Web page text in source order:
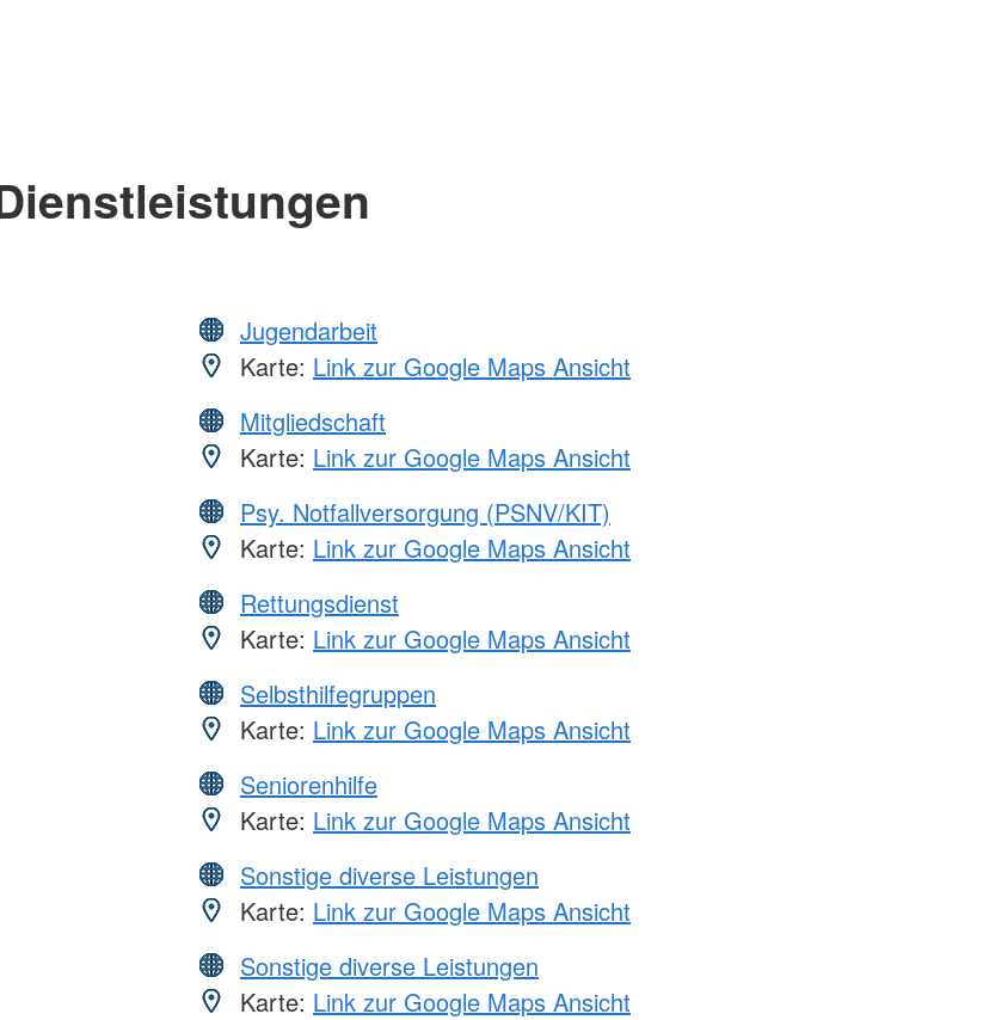
Jugendarbeit
Karte: Link zur Google Maps Ansicht
Mitgliedschaft
Karte: Link zur Google Maps Ansicht
Psy. Notfallversorgung (PSNV/KIT)
Karte: Link zur Google Maps Ansicht
Rettungsdienst
Karte: Link zur Google Maps Ansicht
Selbsthilfegruppen
Karte: Link zur Google Maps Ansicht
Seniorenhilfe
Karte: Link zur Google Maps Ansicht
Sonstige diverse Leistungen
Karte: Link zur Google Maps Ansicht
Sonstige diverse Leistungen
Karte: Link zur Google Maps Ansicht